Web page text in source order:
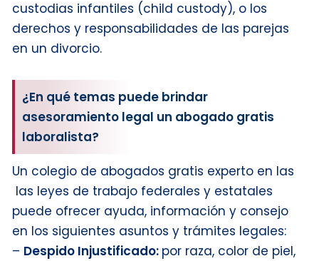
custodias infantiles (child custody), o los
derechos y responsabilidades de las parejas
en un divorcio.
¿En qué temas puede brindar
asesoramiento legal un abogado gratis
laboralista?
Un colegio de abogados gratis experto en las
las leyes de trabajo federales y estatales
puede ofrecer ayuda, información y consejo
en los siguientes asuntos y trámites legales:
– Despido Injustificado: por raza, color de piel,